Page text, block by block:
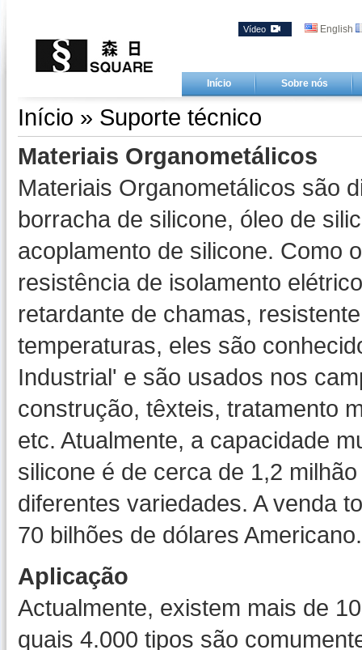
Vídeo English
Início Sobre nós
Início » Suporte técnico
Materiais Organometálicos
Materiais Organometálicos são
borracha de silicone, óleo de
acoplamento de silicone. Como
resistência de isolamento
retardante de chamas,
temperaturas, eles são
Industrial' e são usados nos
construção, têxteis, tratamento
etc. Atualmente, a capacidade
silicone é de cerca de 1,2
diferentes variedades. A venda
70 bilhões de dólares Americano.
Aplicação
Actualmente, existem mais de
quais 4.000 tipos são